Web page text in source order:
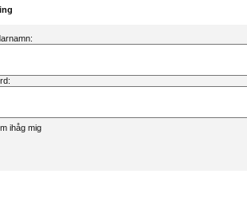
ihåg mig